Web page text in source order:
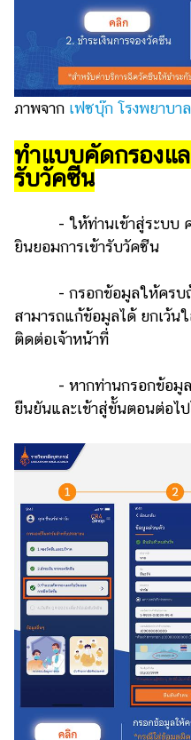
ภาพจาก เฟซบุ๊ก โรงพยาบ
ทำแบบคัดกรองแ
รับวัคซีน
- ให้ท่านเข้าสู่ระบบ
ยินยอมการเข้ารับวัคซีน
- กรอกข้อมูลให้ครบ
สามารถแก้ข้อมูลได้ ยกเว้น
ติดต่อเจ้าหน้าที่
- หากท่านกรอกข้อมู
ยืนยันและเข้าสู่ขั้นตอนต่อไ